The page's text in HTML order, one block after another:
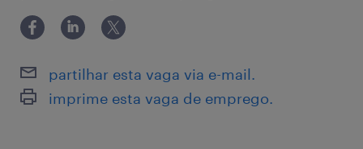
em 1987, a empresa emprega pessoas em
mais de 170 países e regiões, atendendo a
abordagem centrada na inovação e parcerias
estratégicas, a empresa consolidou sua
partilhar esta vaga via e-mail.
imprime esta vaga de emprego.